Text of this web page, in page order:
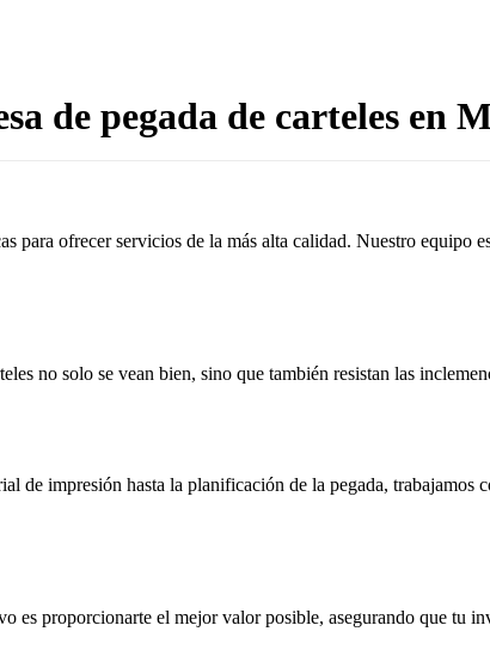
de pegada de carteles en
para ofrecer servicios de la más alta calidad. Nuestro equipo
no solo se vean bien, sino que también resistan las
de impresión hasta la planificación de la pegada, trabajamos
es proporcionarte el mejor valor posible, asegurando que tu